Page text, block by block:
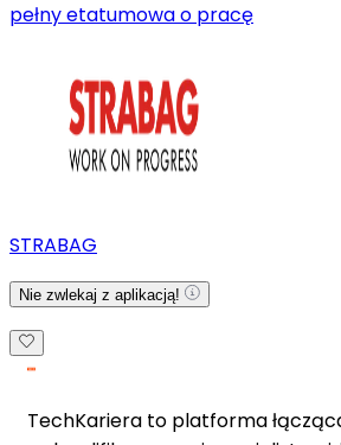
pełny etatumowa o pracę
STRABAG
Nie zwlekaj z aplikacją!
TechKariera to platforma